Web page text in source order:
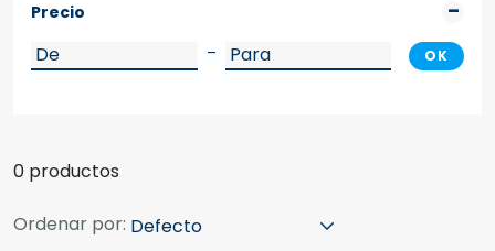
Precio
–
OK
0 productos
Ordenar por: